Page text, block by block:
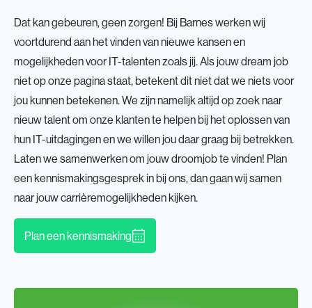
Dat kan gebeuren, geen zorgen! Bij Barnes werken wij
voortdurend aan het vinden van nieuwe kansen en
mogelijkheden voor IT-talenten zoals jij. Als jouw dream job
niet op onze pagina staat, betekent dit niet dat we niets voor
jou kunnen betekenen. We zijn namelijk altijd op zoek naar
nieuw talent om onze klanten te helpen bij het oplossen van
hun IT-uitdagingen en we willen jou daar graag bij betrekken.
Laten we samenwerken om jouw droomjob te vinden! Plan
een kennismakingsgesprek in bij ons, dan gaan wij samen
naar jouw carrièremogelijkheden kijken.
Plan een kennismaking